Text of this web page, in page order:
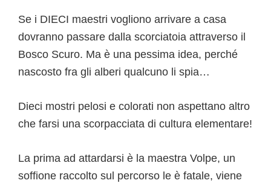
Se i DIECI maestri vogliono arrivare a casa
dovranno passare dalla scorciatoia attraverso il
Bosco Scuro. Ma è una pessima idea, perché
nascosto fra gli alberi qualcuno li spia…
Dieci mostri pelosi e colorati non aspettano altro
che farsi una scorpacciata di cultura elementare!
La prima ad attardarsi è la maestra Volpe, un
soffione raccolto sul percorso le è fatale, viene